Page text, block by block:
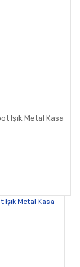
Işık Metal Kasa